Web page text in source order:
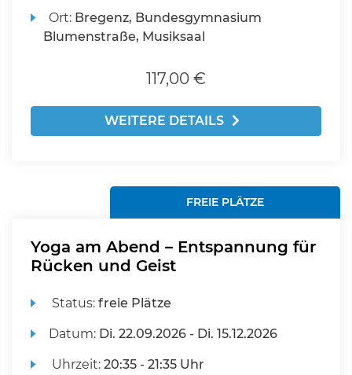
Ort: Bregenz, Bundesgymnasium
Blumenstraße, Musiksaal
117,00 €
WEITERE DETAILS
FREIE PLÄTZE
Yoga am Abend – Entspannung für
Rücken und Geist
Status:freie Plätze
Datum: Di. 22.09.2026 - Di. 15.12.2026
Uhrzeit:20:35 - 21:35 Uhr